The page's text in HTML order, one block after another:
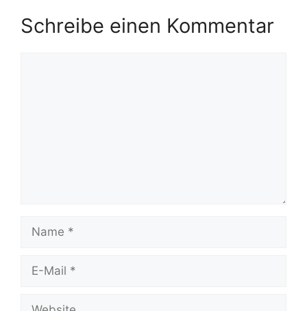
Schreibe einen Kommentar
Name
Website